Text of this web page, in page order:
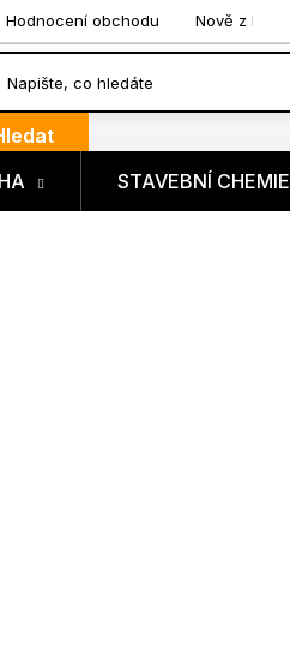
Hodnocení obchodu Nově z blogu
STAVEBNÍ CHEMIE